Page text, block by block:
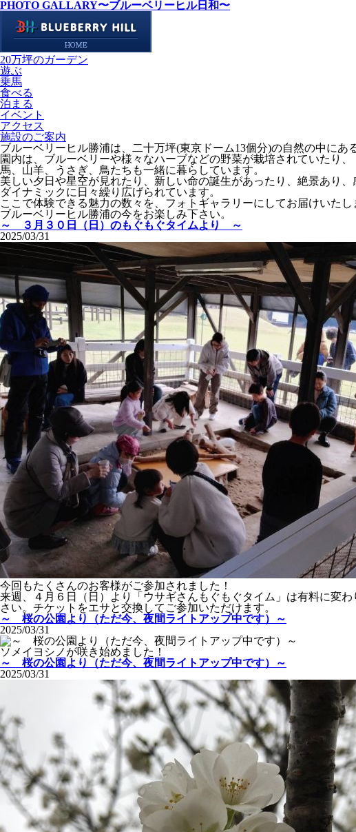
PHOTO GALLARY〜ブルーベリーヒル日和〜
20万坪のガーデン
遊ぶ
乗馬
食べる
泊まる
イベント
アクセス
施設のご案内
ブルーベリーヒル勝浦は、二十万坪(東京ドーム13個分)の自然の中にあ
園内は、ブルーベリーや様々なハーブなどの野菜が栽培されていたり、
馬、山羊、うさぎ、鳥たちも一緒に暮らしています。
美しい夕日や星空が見れたり、新しい命の誕生があったり、絶景あり
ダイナミックに日々繰り広げられています。
ここで体験できる魅力の数々を、フォトギャラリーにしてお届けいたし
ブルーベリーヒル勝浦の今をお楽しみ下さい。
～ ３月３０日（日）のもぐもぐタイムより ～
2025/03/31
今回もたくさんのお客様がご参加されました！
来週、４月６日（日）より「ウサギさんもぐもぐタイム」は有料に変
さい。チケットをエサと交換してご参加いただけます。
～ 桜の公園より（ただ今、夜間ライトアップ中です）～
2025/03/31
ソメイヨシノが咲き始めました！
～ 桜の公園より（ただ今、夜間ライトアップ中です）～
2025/03/31